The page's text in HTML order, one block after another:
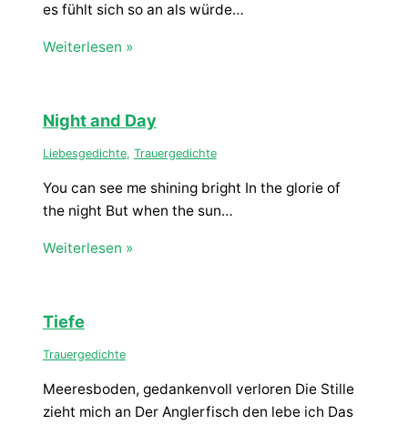
es fühlt sich so an als würde…
Weiterlesen »
Night and Day
Liebesgedichte, Trauergedichte
You can see me shining bright In the glorie of
the night But when the sun…
Weiterlesen »
Tiefe
Trauergedichte
Meeresboden, gedankenvoll verloren Die Stille
zieht mich an Der Anglerfisch den lebe ich Das